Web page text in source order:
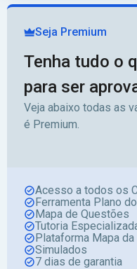
Seja Premium
Tenha tudo o
para ser
Veja abaixo todas as
é Premium.
Acesso a todos os
Ferramenta Plano
Mapa de Questões
Tutoria
Plataforma Mapa da
Simulados
7 dias de garantia